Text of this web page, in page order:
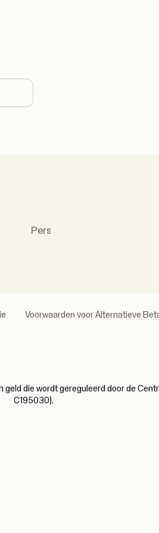
Pers
Voorwaarden voor Alternatieve
die wordt gereguleerd door de
C195030).